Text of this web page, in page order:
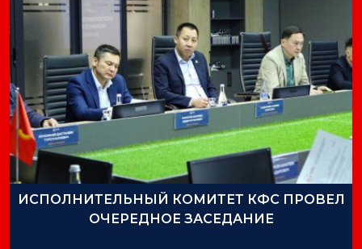
ИСПОЛНИТЕЛЬНЫЙ КОМИТЕТ КФС ПРОВЕЛ
ОЧЕРЕДНОЕ ЗАСЕДАНИЕ